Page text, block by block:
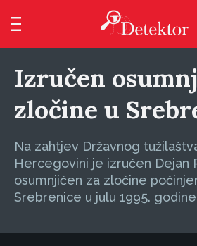
Izručen
zločine u
Na zahtjev Državnog
Hercegovini je izručen Dejan
osumnjičen za zločine
Srebrenice u julu 1995.